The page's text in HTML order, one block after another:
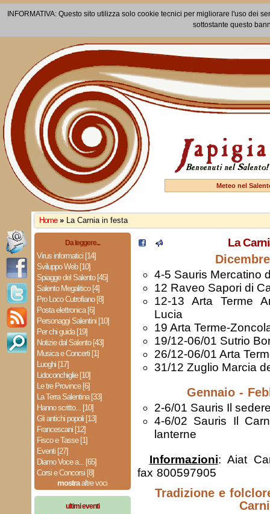
INFORMATIVA: Questo sito utilizza solo cookie tecnici per migliorare l'uso dei
sottostante questo
Meteo nel
Home » La Carnia in festa
Da leggere...
Virus informatici [14]
Sviluppo Web [10]
Spiagge del Salento [45]
Salento Megalitico [4]
Pro Loco Cutrofiano [8]
Posta elettronica [6]
Personaggi Salentini [10]
Per chi guida [19]
Notizie dal Salento [43]
Musica e Concerti [1]
Luoghi [17]
Lidoconchiglie [10]
Le tre Province [6]
La Terra Salentina [33]
Hanno scritto... [10]
Gli antichi popoli [13]
Francescani [12]
Fisco e Tasse [1]
Eventi [27]
Diamo Voce a... [65]
Corsi e Concorsi [8]
mostraaltre voci
ultimi eventi
La
4-5 Sauris Mercatino
12 Raveo Sapori di
12-13 Arta Terme
Lucia
19 Arta Terme-
19/12-06/01 Sutrio
26/12-06/01 Arta
31/12 Zuglio Marcia
Gennaio -
2-6/01 Sauris Il
4-6/02 Sauris Il
lanterne
Informazioni: Aiat
fax 800597905
Tradizione e